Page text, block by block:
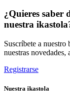
¿Quieres saber
nuestra
Suscríbete a
nuestras
Registrarse
Nuestra ikastola